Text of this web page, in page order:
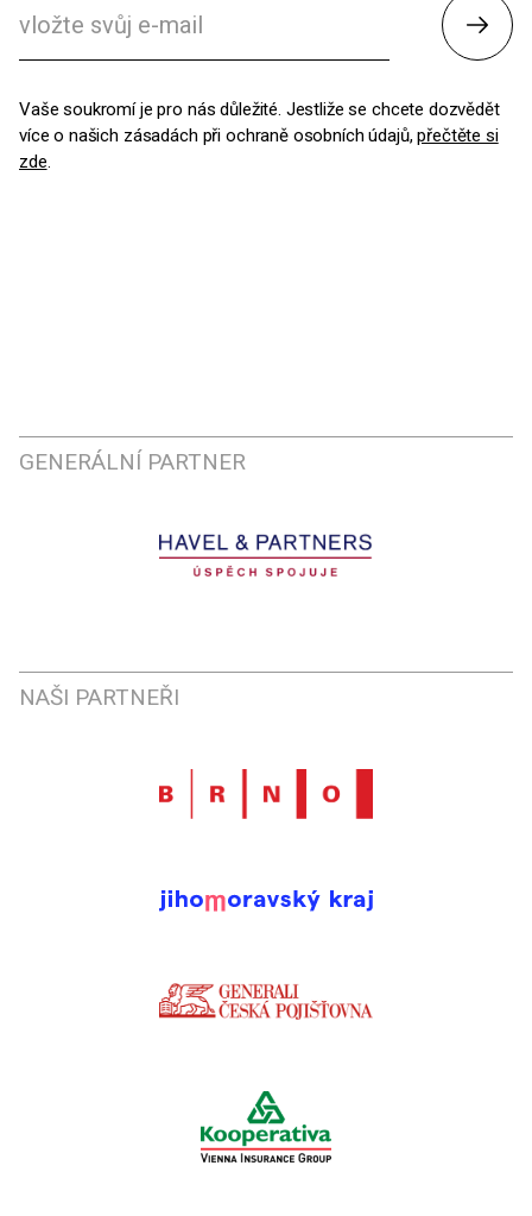
Vaše soukromí je pro nás důležité. Jestliže se chcete dozvědět
více o našich zásadách při ochraně osobních údajů,přečtěte si
zde.
GENERÁLNÍ PARTNER
NAŠI PARTNEŘI